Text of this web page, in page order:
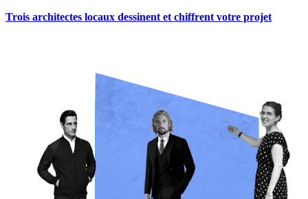
Trois architectes locaux dessinent et chiffrent votre projet